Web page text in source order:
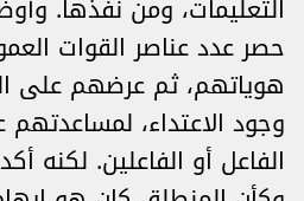
التعليمات، ومن نفذها.
حصر عدد عناصر القوات
هوياتهم، ثم عرضهم على
وجود الاعتداء،
الفاعل أو الفاعلين. لكنه